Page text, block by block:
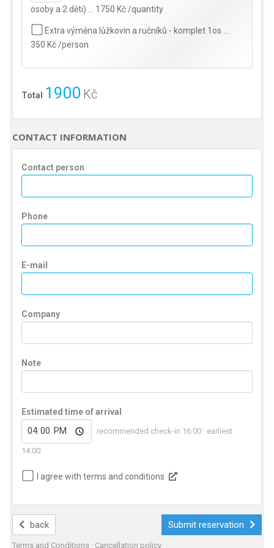
osoby a 2 děti) … 1750 Kč /quantity
Extra výměna lůžkovin a ručníků - komplet 1os …
350 Kč /person
Total 1900 Kč
CONTACT INFORMATION
Contact person
Phone
E-mail
Company
Note
Estimated time of arrival
recommended check-in 16:00 · earliest
14:00
I agree with terms and conditions
Submit reservation
back
Terms and Conditions · Cancellation policy